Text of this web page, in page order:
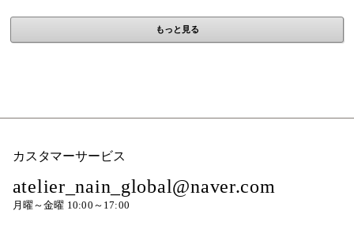
もっと見る
カスタマーサービス
atelier_nain_global@naver.com
月曜～金曜 10:00～17:00